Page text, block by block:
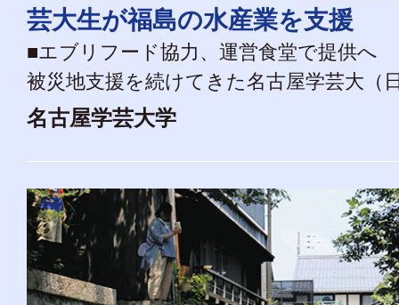
芸大生が福島の水産業を支援
■エブリフード協力、運営食堂で提供へ
被災地支援を続けてきた名古屋学芸大（
名古屋学芸大学